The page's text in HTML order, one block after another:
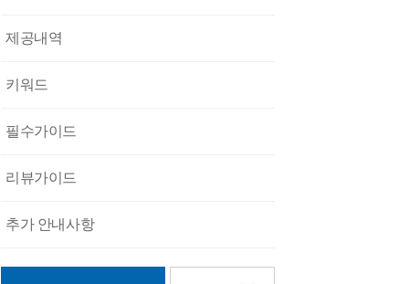
제공내역
키워드
필수가이드
리뷰가이드
추가 안내사항